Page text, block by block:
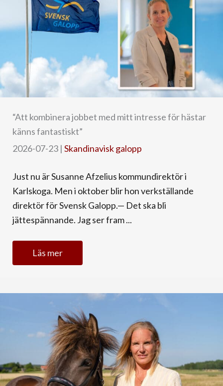
“Att kombinera jobbet med mitt intresse för hästar
känns fantastiskt”
2026-07-23 | Skandinavisk galopp
Just nu är Susanne Afzelius kommundirektör i
Karlskoga. Men i oktober blir hon verkställande
direktör för Svensk Galopp.— Det ska bli
jättespännande. Jag ser fram ...
Läs mer